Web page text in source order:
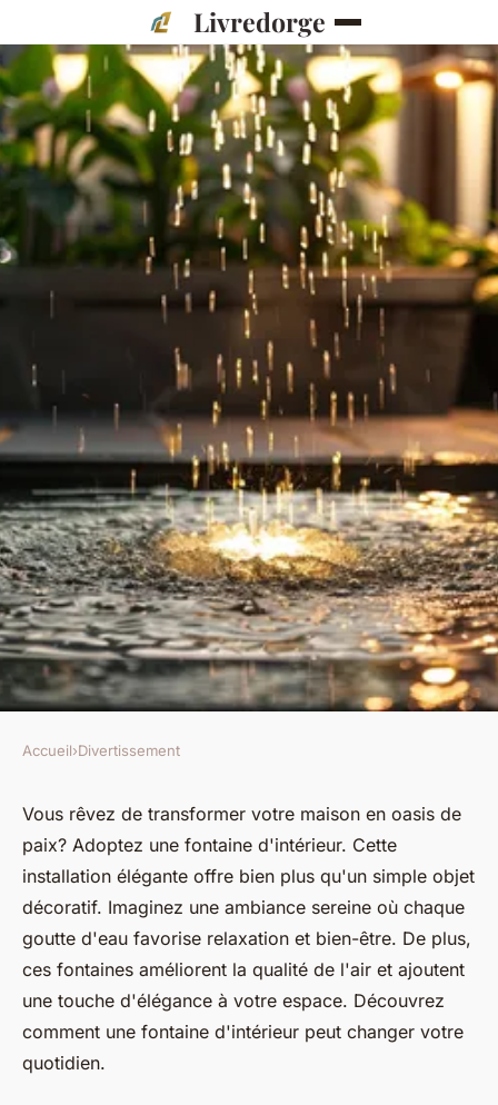
Livredorge
Fontaine d'intérieur :
transformez votre maison en
oasis de paix
Ali•24 juillet 2024•2 min de lecture
Accueil›Divertissement
Vous rêvez de transformer votre maison en oasis de
paix? Adoptez une fontaine d'intérieur. Cette
installation élégante offre bien plus qu'un simple objet
décoratif. Imaginez une ambiance sereine où chaque
goutte d'eau favorise relaxation et bien-être. De plus,
ces fontaines améliorent la qualité de l'air et ajoutent
une touche d'élégance à votre espace. Découvrez
comment une fontaine d'intérieur peut changer votre
quotidien.